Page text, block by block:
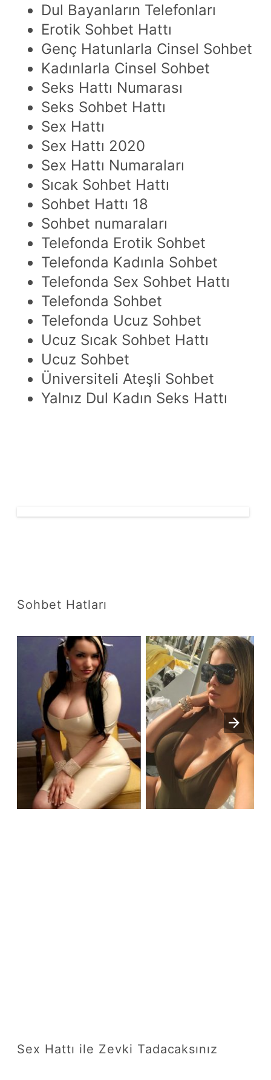
Dul Bayanların Telefonları
Erotik Sohbet Hattı
Genç Hatunlarla Cinsel Sohbet
Kadınlarla Cinsel Sohbet
Seks Hattı Numarası
Seks Sohbet Hattı
Sex Hattı
Sex Hattı 2020
Sex Hattı Numaraları
Sıcak Sohbet Hattı
Sohbet Hattı 18
Sohbet numaraları
Telefonda Erotik Sohbet
Telefonda Kadınla Sohbet
Telefonda Sex Sohbet Hattı
Telefonda Sohbet
Telefonda Ucuz Sohbet
Ucuz Sıcak Sohbet Hattı
Ucuz Sohbet
Üniversiteli Ateşli Sohbet
Yalnız Dul Kadın Seks Hattı
Sohbet Hatları
Sex Hattı ile Zevki Tadacaksınız